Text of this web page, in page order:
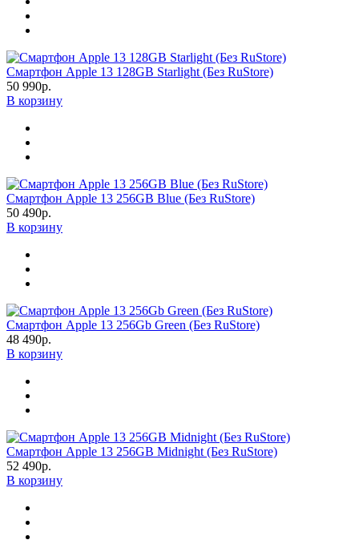
Смартфон Apple 13 128GB Starlight (Без RuStore)
50 990р.
В корзину
Смартфон Apple 13 256GB Blue (Без RuStore)
50 490р.
В корзину
Смартфон Apple 13 256Gb Green (Без RuStore)
48 490р.
В корзину
Смартфон Apple 13 256GB Midnight (Без RuStore)
52 490р.
В корзину